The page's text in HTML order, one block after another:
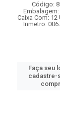
Código:
Caixa Com:
Inmetro:
Faça seu
cadastre-